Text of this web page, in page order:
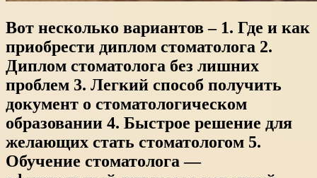
Вот несколько вариантов – 1. Где и как
приобрести диплом стоматолога 2.
Диплом стоматолога без лишних
проблем 3. Легкий способ получить
документ о стоматологическом
образовании 4. Быстрое решение для
желающих стать стоматологом 5.
Обучение стоматолога —